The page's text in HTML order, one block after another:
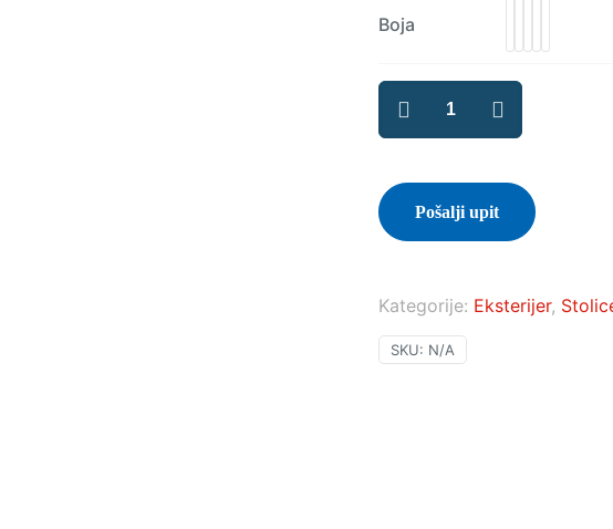
Boja
ST
Dora
Pošalji upit
Kategorije: Eksterijer,
SKU: N/A